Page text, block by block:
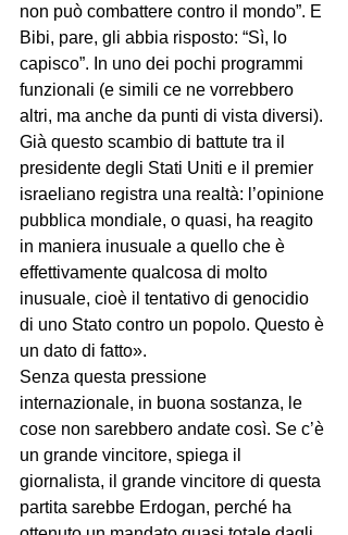
non può combattere contro il mondo”. E
Bibi, pare, gli abbia risposto: “Sì, lo
capisco”. In uno dei pochi programmi
funzionali (e simili ce ne vorrebbero
altri, ma anche da punti di vista diversi).
Già questo scambio di battute tra il
presidente degli Stati Uniti e il premier
israeliano registra una realtà: l’opinione
pubblica mondiale, o quasi, ha reagito
in maniera inusuale a quello che è
effettivamente qualcosa di molto
inusuale, cioè il tentativo di genocidio
di uno Stato contro un popolo. Questo è
un dato di fatto».
Senza questa pressione
internazionale, in buona sostanza, le
cose non sarebbero andate così. Se c’è
un grande vincitore, spiega il
giornalista, il grande vincitore di questa
partita sarebbe Erdogan, perché ha